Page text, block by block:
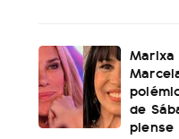
de
piense